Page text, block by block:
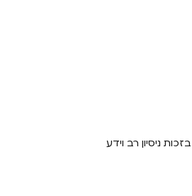
ניסיון רב וידע